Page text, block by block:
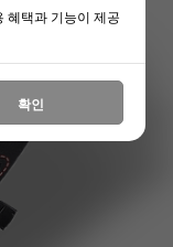
혜택과 기능이 제공
확인